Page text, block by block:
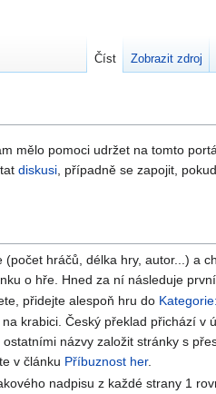
mělo pomoci udržet na tomto
diskusi, případně se zapojit,
hráčů, délka hry, autor...) a
o hře. Hned za ní následuje
přidejte alespoň hru do
krabici. Český překlad přichází
názvy založit stránky s
v článku Příbuznost her.
nadpisu z každé strany 1
Číst Zobrazit zdroj